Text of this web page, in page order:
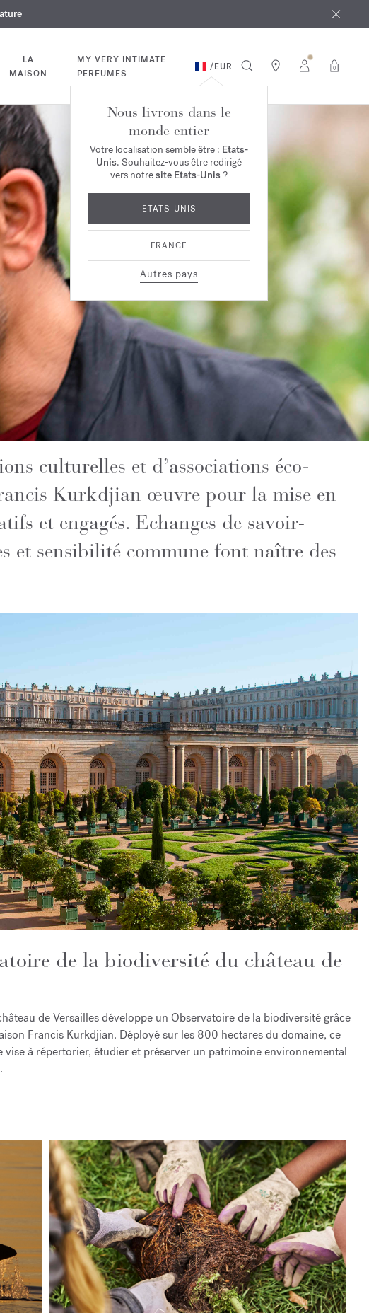
commande*
9 août
LA
MAISON
MY VERY INTIMATE
PERFUMES
/EUR 0
Nous livrons dans le
monde entier
Votre localisation semble être : Etats-
Unis. Souhaitez-vous être redirigé
vers notresite Etats-Unis ?
ETATS-UNIS
FRANCE
Autres pays
culturelles et d’associations éco-
Kurkdjian œuvre pour la mise en
et engagés. Echanges de savoir-
et sensibilité commune font naître des
de la biodiversité du château de
de Versailles développe un Observatoire de la biodiversité grâce
Francis Kurkdjian. Déployé sur les 800 hectares du domaine, ce
vise à répertorier, étudier et préserver un patrimoine environnemental